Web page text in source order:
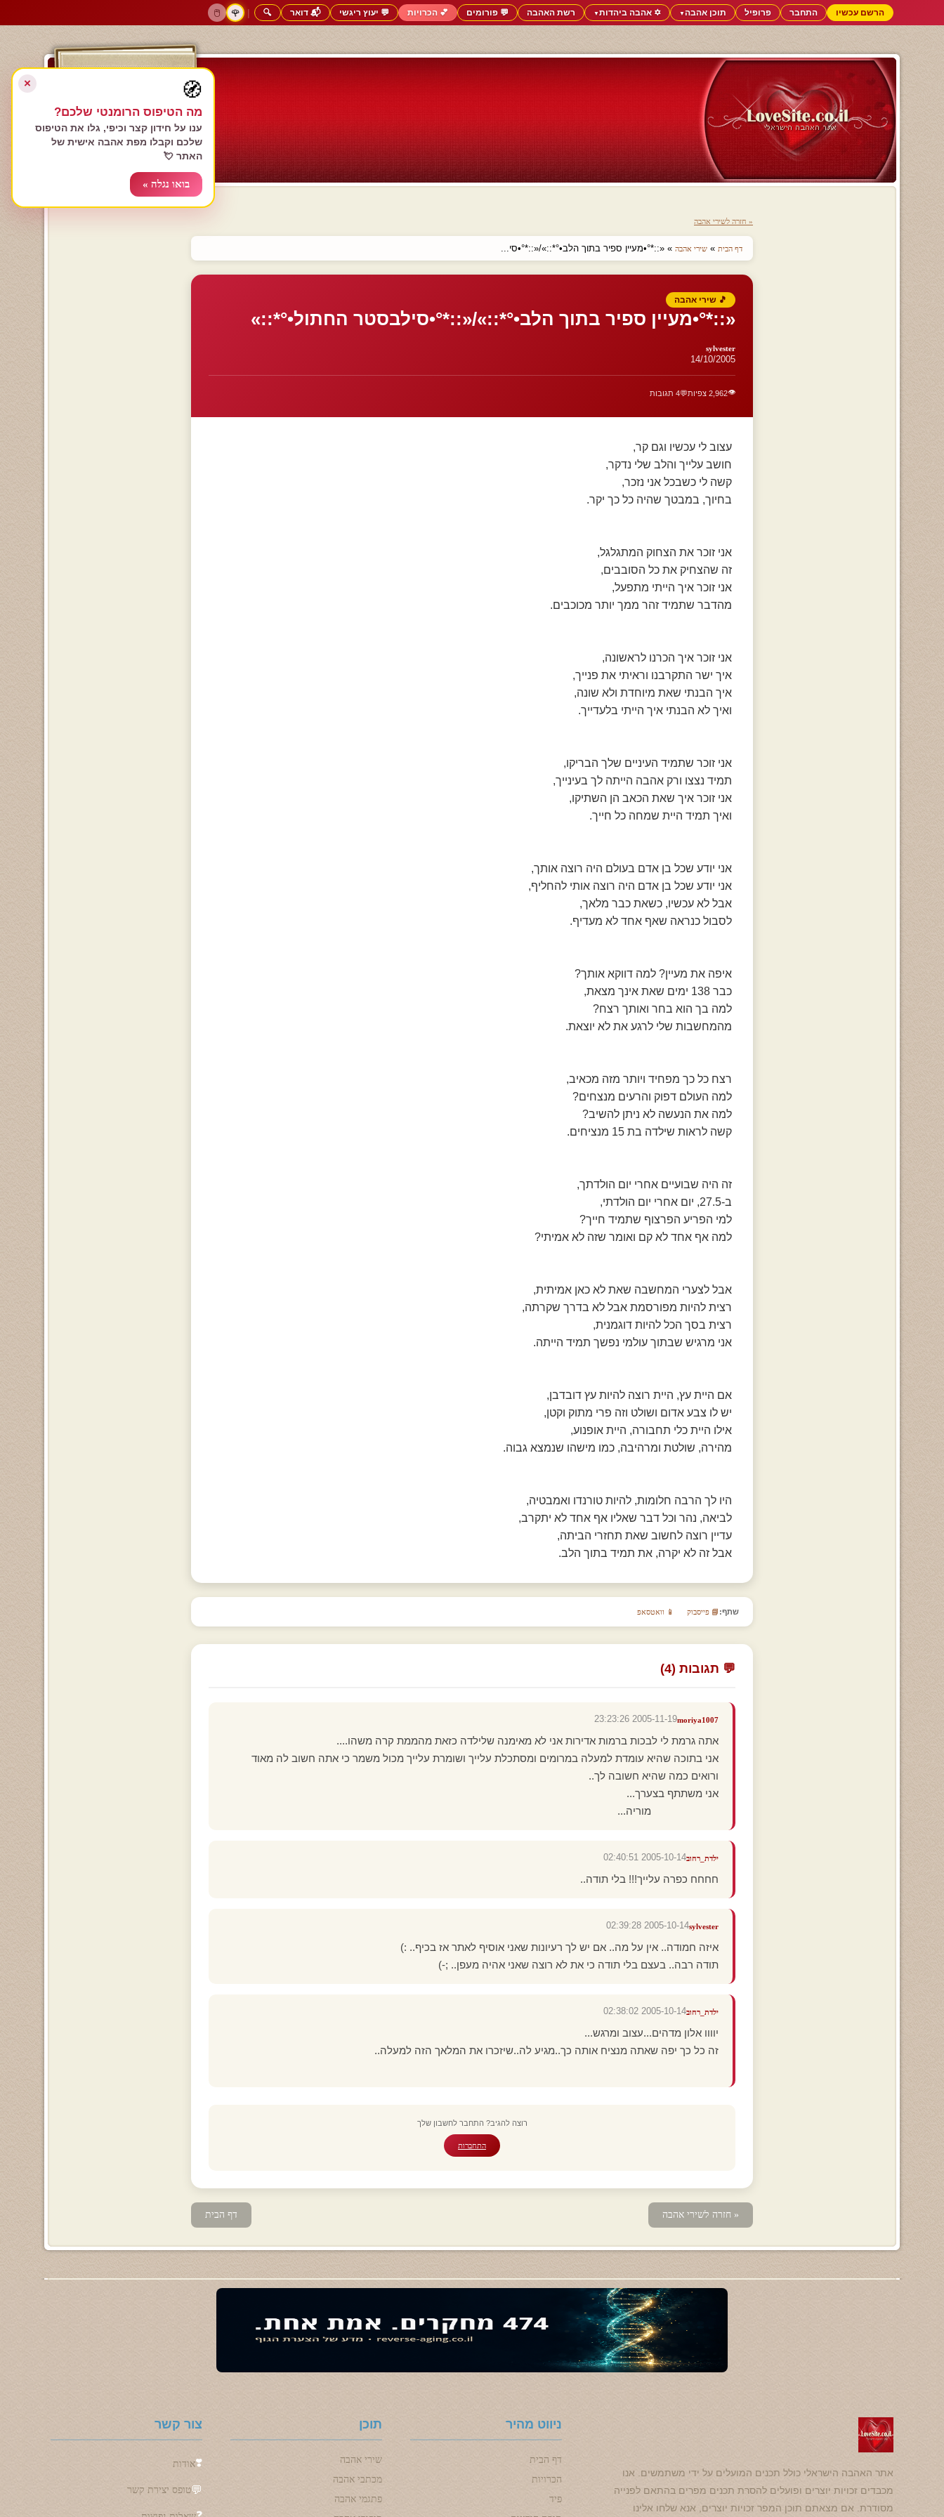
הרשם עכשיו התחבר פרופיל תוכן אהבה▼ ✡️ אהבה ביהדות▼ רשת האהבה 💬 פורומים 💕 הכרויות 💬 יעוץ ריגשי 📬 דואר 🔍
|
🌹
🖱️
הרשם עכשיו
התחבר
« חזרה לשירי אהבה
דף הבית » שירי אהבה » «::*°•מעיין ספיר בתוך הלב•°*::»/«::*°•סי...
🎵 שירי אהבה
«::*°•מעיין ספיר בתוך הלב•°*::»/«::*°•סילבסטר החתול•°*::»
sylvester
14/10/2005
👁️2,962 צפיות 💬4 תגובות
עצוב לי עכשיו וגם קר,
חושב עלייך והלב שלי נדקר,
קשה לי כשבכל אני נזכר,
בחיוך, במבטך שהיה כל כך יקר.
אני זוכר את הצחוק המתגלגל,
זה שהצחיק את כל הסובבים,
אני זוכר איך הייתי מתפעל,
מהדבר שתמיד זהר ממך יותר מכוכבים.
אני זוכר איך הכרנו לראשונה,
איך ישר התקרבנו וראיתי את פנייך,
איך הבנתי שאת מיוחדת ולא שונה,
ואיך לא הבנתי איך הייתי בלעדייך.
אני זוכר שתמיד העיניים שלך הבריקו,
תמיד נצצו ורק אהבה הייתה לך בעינייך,
אני זוכר איך שאת הכאב הן השתיקו,
ואיך תמיד היית שמחה כל חייך.
אני יודע שכל בן אדם בעולם היה רוצה אותך,
אני יודע שכל בן אדם היה רוצה אותי להחליף,
אבל לא עכשיו, כשאת כבר מלאך,
לסבול כנראה שאף אחד לא מעדיף.
איפה את מעיין? למה דווקא אותך?
כבר 138 ימים שאת אינך מצאת,
למה בך הוא בחר ואותך רצח?
מהמחשבות שלי לרגע את לא יוצאת.
רצח כל כך מפחיד ויותר מזה מכאיב,
למה העולם דפוק והרעים מנצחים?
למה את הנעשה לא ניתן להשיב?
קשה לראות שילדה בת 15 מנציחים.
זה היה שבועיים אחרי יום הולדתך,
ב-27.5, יום אחרי יום הולדתי,
למי הפריע הפרצוף שתמיד חייך?
למה אף אחד לא קם ואומר שזה לא אמיתי?
אבל לצערי המחשבה שאת לא כאן אמיתית,
רצית להיות מפורסמת אבל לא בדרך שקרתה,
רצית בסך הכל להיות דוגמנית,
אני מרגיש שבתוך עולמי נפשך תמיד הייתה.
אם היית עץ, היית רוצה להיות עץ דובדבן,
יש לו צבע אדום ושולט וזה פרי מתוק וקטן,
אילו היית כלי תחבורה, היית אופנוע,
מהירה, שולטת ומרהיבה, כמו מישהו שנמצא גבוה.
היו לך הרבה חלומות, להיות טורנדו ואמבטיה,
לביאה, נהר וכל דבר שאליו אף אחד לא יתקרב,
עדיין רוצה לחשוב שאת תחזרי הביתה,
אבל זה לא יקרה, את תמיד בתוך הלב.
שתף: 📘 פייסבוק 📱 וואטסאפ
💬 תגובות (4)
moriya1007
2005-11-19 23:23:26
אתה גרמת לי לבכות ברמות אדירות אני לא מאימנה שלילדה כזאת מהממת קרה משהו....
אני בתוכה שהיא עומדת למעלה במרומים ומסתכלת עלייך ושומרת עלייך מכול משמר כי אתה חשוב לה מאוד
ורואים כמה שהיא חשובה לך..
אני משתתף בצערך...
מוריה...
ילדת_רחוב2005-10-14 02:40:51
חחחח כפרה עלייך!!! בלי תודה..
sylvester
2005-10-14 02:39:28
איזה חמודה.. אין על מה.. אם יש לך רעיונות שאני אוסיף לאתר אז בכיף.. :)
תודה רבה.. בעצם בלי תודה כי את לא רוצה שאני אהיה מעפן.. ;-)
ילדת_רחוב2005-10-14 02:38:02
יוווו אלון מדהים...עצוב ומרגש...
זה כל כך יפה שאתה מנציח אותה כך..מגיע לה..שיזכרו את המלאך הזה למעלה..
רוצה להגיב? התחבר לחשבון שלך
התחברות
« חזרה לשירי אהבה דף הבית
אתר האהבה הישראלי כולל תכנים המועלים על ידי משתמשים. אנו
מכבדים זכויות יוצרים ופועלים להסרת תכנים מפרים בהתאם לפנייה
מסודרת. אם מצאתם תוכן המפר זכויות יוצרים, אנא שלחו אלינו
ניווט מהיר
דף הבית
הכרויות
פיד
תוכן
שירי אהבה
מכתבי אהבה
פתגמי אהבה
צור קשר
❣️אודות
💬טופס יצירת קשר